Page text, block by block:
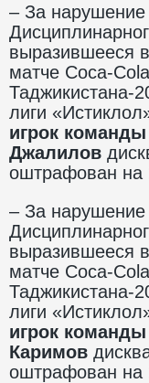
– За нарушение
выразившееся
матче Coca-
Таджикистана-
лиги
игрок команды
Джалилов
оштрафован на
– За нарушение
выразившееся
матче Coca-
Таджикистана-
лиги
игрок
Каримов
оштрафован на